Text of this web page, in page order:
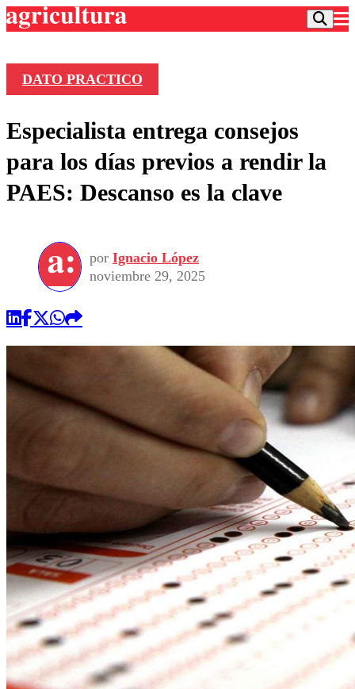
Frecuencias
Agricultura TV
Deportes
Colo Colo
Seleccion Chilena
Torneo Internacional
Universidad de Chile
Entretención
Economía
Internacional
Sustentabilidad
Publicaciones en medios
Opinión
DATO PRACTICO
Especialista entrega consejos
para los días previos a rendir la
PAES: Descanso es la clave
por Ignacio López
noviembre 29, 2025